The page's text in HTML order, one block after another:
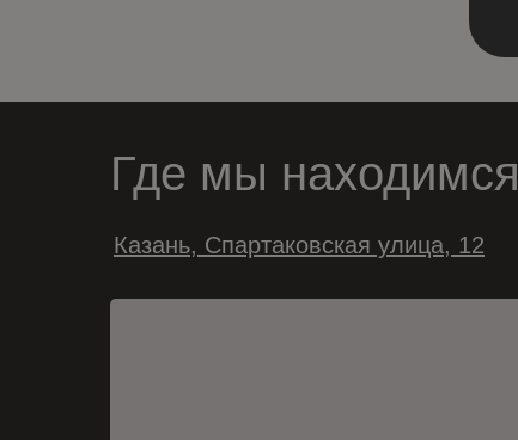
Где мы находимся
Казань, Спартаковская улица, 12